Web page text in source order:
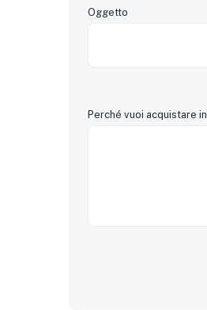
Oggetto
Perché vuoi acquistare